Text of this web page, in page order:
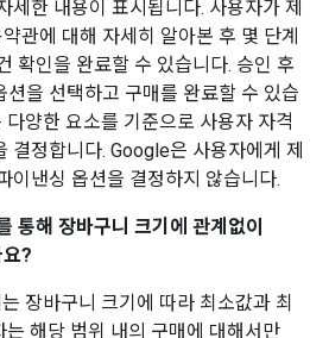
세한 내용이 표시됩니다. 사용자가 제
관에 대해 자세히 알아본 후 몇 단계
확인을 완료할 수 있습니다. 승인 후
션을 선택하고 구매를 완료할 수 있습
양한 요소를 기준으로 사용자 자격
결정합니다. Google은 사용자에게 제
이낸싱 옵션을 결정하지 않습니다.
통해 장바구니 크기에 관계없이
?
장바구니 크기에 따라 최소값과 최
는 해당 범위 내의 구매에 대해서만